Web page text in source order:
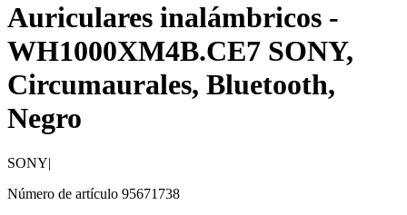
Auriculares inalámbricos -
WH1000XM4B.CE7 SONY,
Circumaurales, Bluetooth,
Negro
SONY|
Número de artículo 95671738